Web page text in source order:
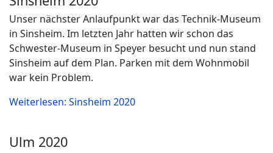
Unser nächster Anlaufpunkt war das Technik-Museum
in Sinsheim. Im letzten Jahr hatten wir schon das
Schwester-Museum in Speyer besucht und nun stand
Sinsheim auf dem Plan. Parken mit dem Wohnmobil
war kein Problem.
Weiterlesen: Sinsheim 2020
Ulm 2020